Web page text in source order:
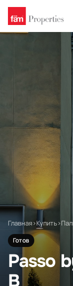
Главная›Купить›
Готов
Passo
B